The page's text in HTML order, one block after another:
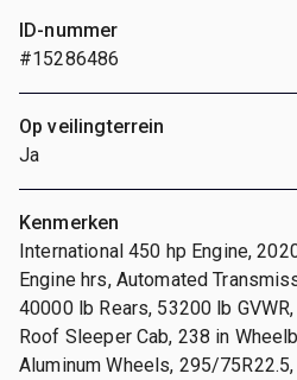
ID-nummer
#15286486
Op veilingterrein
Ja
Kenmerken
International 450 hp Engine,
Engine hrs, Automated
40000 lb Rears, 53200 lb
Roof Sleeper Cab, 238 in
Aluminum Wheels, 295/